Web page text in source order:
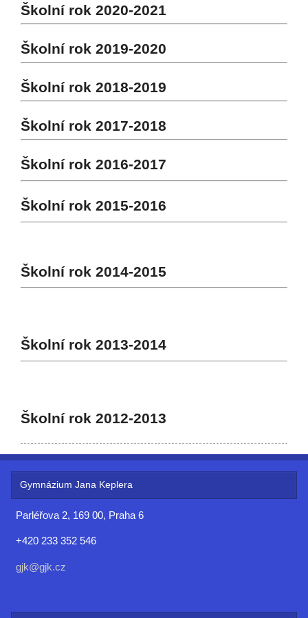
Školní rok 2020-2021
Školní rok 2019-2020
Školní rok 2018-2019
Školní rok 2017-2018
Školní rok 2016-2017
Školní rok 2015-2016
Školní rok 2014-2015
Školní rok 2013-2014
Školní rok 2012-2013
Gymnázium Jana Keplera
Parléřova 2, 169 00, Praha 6
+420 233 352 546
gjk@gjk.cz